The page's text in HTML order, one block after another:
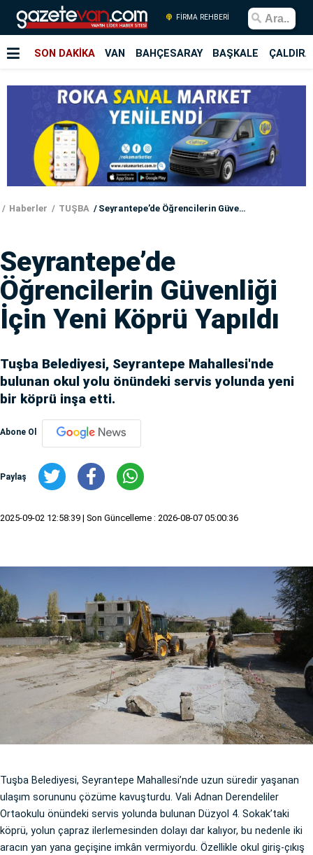
FİRMA REHBERİ
SON DAKİKA VAN BAHÇESARAY BAŞKALE
Haberler TUŞBA Seyrantepe’de Öğrencilerin Güvenliği İçin Yeni Köprü Yapıldı
Seyrantepe’de
Öğrencilerin Güvenliği
İçin Yeni Köprü Yapıldı
Tuşba Belediyesi, Seyrantepe Mahallesi'nde
bulunan okul yolu önündeki servis yolunda yeni
bir köprü inşa etti.
Abone Ol
Paylaş
2025-09-02 12:58:39 | Son Güncelleme : 2026-08-07 05:00:36
Tuşba Belediyesi, Seyrantepe Mahallesi’nde uzun süredir yaşanan
ulaşım sorununu çözüme kavuşturdu. Vali Adnan Derendeliler
Ortaokulu önündeki servis yolunda bulunan Düzyol 4. Sokak’taki
köprü, yolun çapraz ilerlemesinden dolayı dar kalıyor, bu nedenle iki
aracın yan yana geçişine imkân vermiyordu. Özellikle okul giriş-çıkış